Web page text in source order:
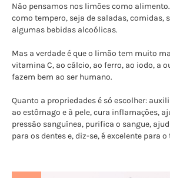
Não pensamos nos limões como
como tempero, seja de saladas, comidas,
algumas bebidas alcoólicas.
Mas a verdade é que o limão tem muito
vitamina C, ao cálcio, ao ferro, ao iodo, a
fazem bem ao ser humano.
Quanto a propriedades é só escolher:
ao estômago e à pele, cura inflamações,
pressão sanguínea, purifica o sangue,
para os dentes e, diz-se, é excelente para